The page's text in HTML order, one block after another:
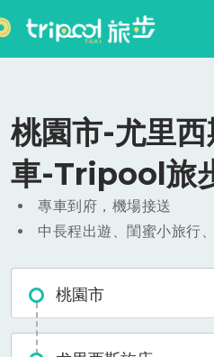
桃園市-尤里
車-Tripool旅
專車到府，機場接送
中長程出遊、閨蜜小旅行
桃園市